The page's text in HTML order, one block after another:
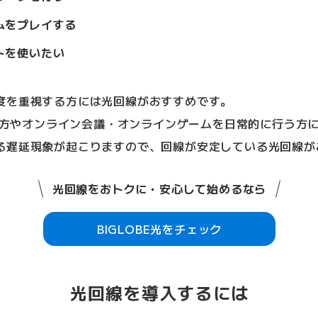
プレイする
を使いたい
重視する方には光回線がおすすめです。
オンライン会議・オンラインゲームを日常的に行う方
延現象が起こりますので、回線が安定している光回線が
光回線をおトクに・安心して始めるなら
BIGLOBE光をチェック
光回線を導入するには